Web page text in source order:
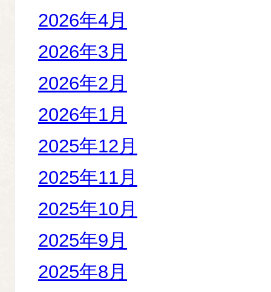
2026年4月
2026年3月
2026年2月
2026年1月
2025年12月
2025年11月
2025年10月
2025年9月
2025年8月